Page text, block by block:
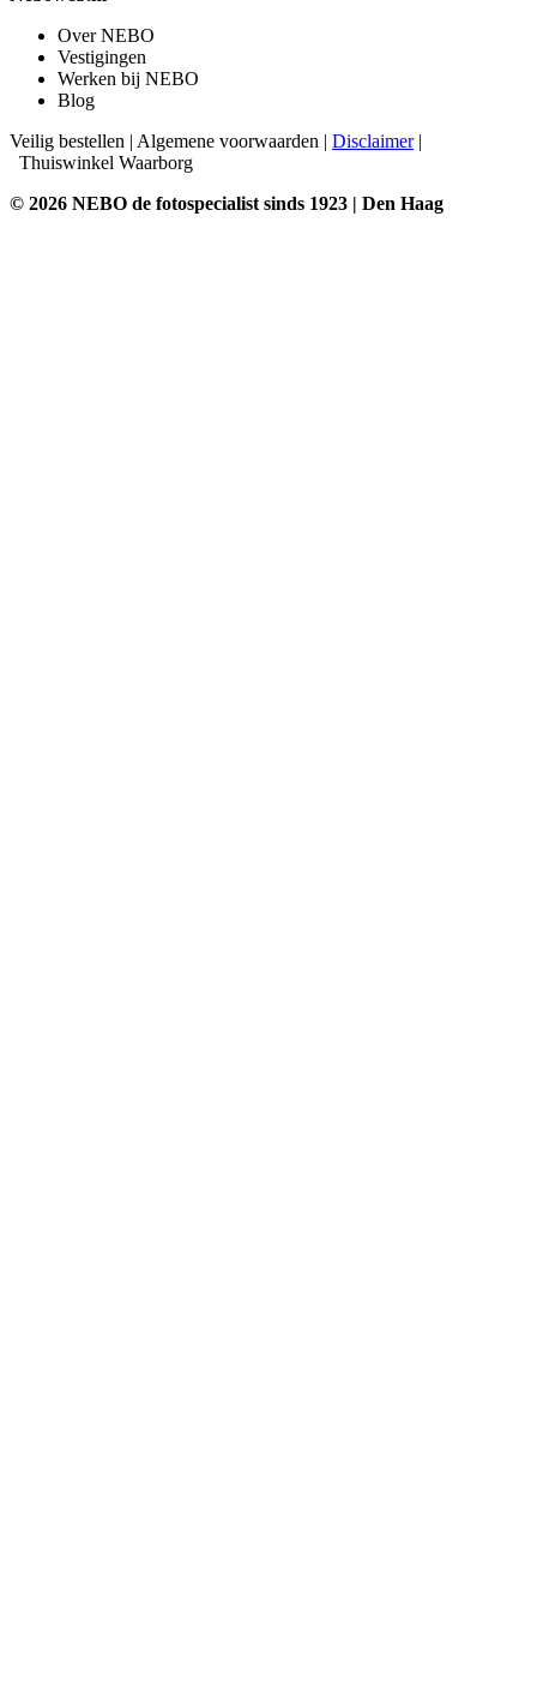
Over NEBO
Vestigingen
Werken bij NEBO
Blog
Veilig bestellen | Algemene voorwaarden | Disclaimer|
Thuiswinkel Waarborg
© 2026 NEBO de fotospecialist sinds 1923 | Den Haag